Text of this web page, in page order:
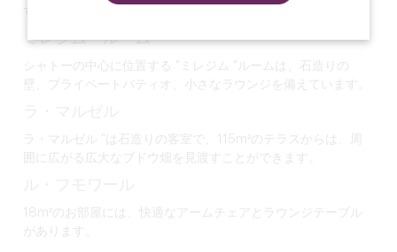
ミレジム・ルーム
シャトーの中心に位置する "ミレジム "ルームは、石造りの
壁、プライベートパティオ、小さなラウンジを備えています。
ラ・マルゼル "は石造りの客室で、115m²のテラスからは、周
囲に広がる広大なブドウ畑を見渡すことができます。
18m²のお部屋には、快適なアームチェアとラウンジテーブル
があります。